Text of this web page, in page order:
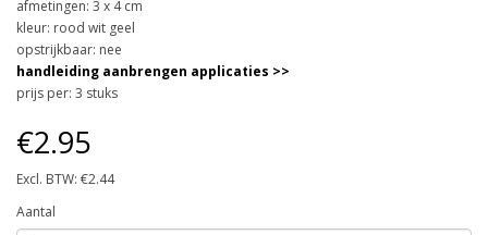
afmetingen: 3 x 4 cm
kleur: rood wit geel
opstrijkbaar: nee
handleiding aanbrengen applicaties >>
prijs per: 3 stuks
€2.95
Excl. BTW: €2.44
Aantal